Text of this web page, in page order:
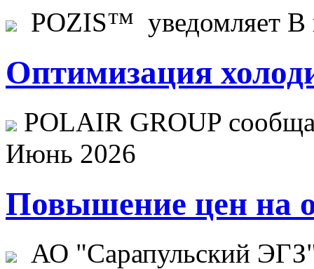
POZIS™ уведомляет В
Оптимизация
POLAIR GROUP
Июнь 2026
Повышение цен на
АО "Сарапульский